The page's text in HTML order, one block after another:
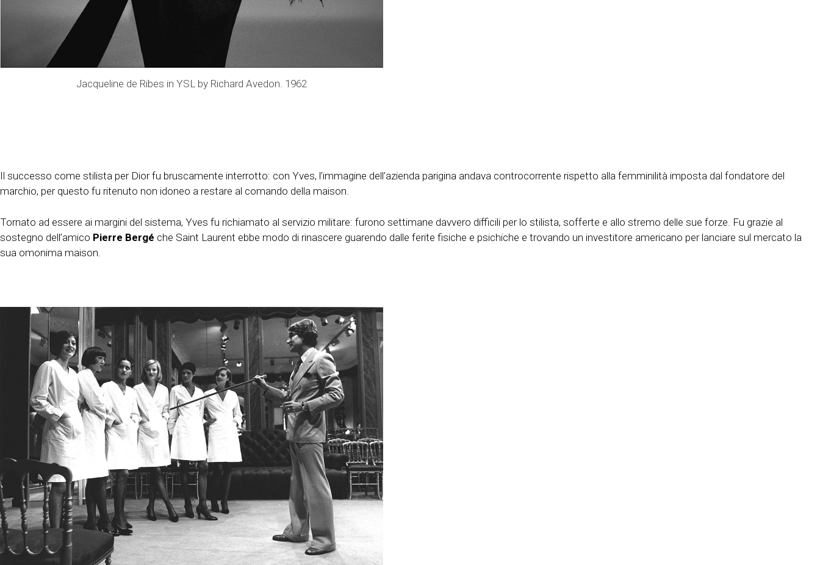
Jacqueline de Ribes in YSL by Richard Avedon. 1962
Il successo come stilista per Dior fu bruscamente interrotto: con Yves, l’immagine dell’azienda parigina andava controcorrente rispetto alla femminilità imposta dal fondatore del
marchio, per questo fu ritenuto non idoneo a restare al comando della maison.
Tornato ad essere ai margini del sistema, Yves fu richiamato al servizio militare: furono settimane davvero difficili per lo stilista, sofferte e allo stremo delle sue forze. Fu grazie al
sostegno dell’amico Pierre Bergé che Saint Laurent ebbe modo di rinascere guarendo dalle ferite fisiche e psichiche e trovando un investitore americano per lanciare sul mercato la
sua omonima maison.